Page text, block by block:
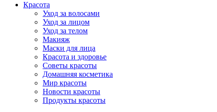
Красота
Уход за волосами
Уход за лицом
Уход за телом
Макияж
Маски для лица
Красота и здоровье
Советы красоты
Домашняя косметика
Мир красоты
Новости красоты
Продукты красоты